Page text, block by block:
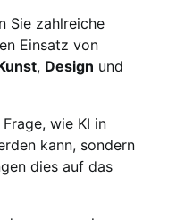
Sie zahlreiche
Einsatz von
, Design und
wie KI in
kann, sondern
dies auf das